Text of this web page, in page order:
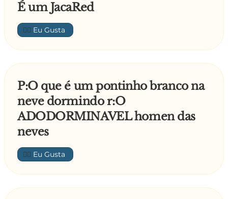
É um JacaRed
👍🏼
P:O que é um pontinho branco na
neve dormindo r:O
ADODORMINAVEL homen das
neves
👍🏼